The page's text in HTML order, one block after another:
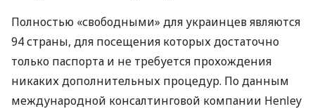
Полностью «свободными» для украинцев являются
94 страны, для посещения которых достаточно
только паспорта и не требуется прохождения
никаких дополнительных процедур. По данным
международной консалтинговой компании Henley